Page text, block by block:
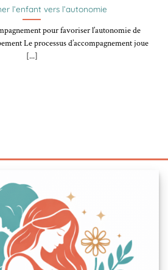
l’enfant vers l’autonomie
pour favoriser l’autonomie de
Le processus d’accompagnement joue
[...]